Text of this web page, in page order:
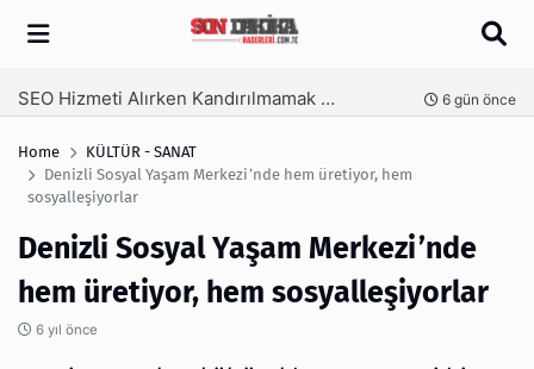
Arama
SEO Hizmeti Alırken Kandırılmamak İçin Bilinmesi Gerekenler 6 gün önce
Home
KÜLTÜR - SANAT
Denizli Sosyal Yaşam Merkezi’nde hem üretiyor, hem
sosyalleşiyorlar
Denizli Sosyal Yaşam Merkezi’nde
hem üretiyor, hem sosyalleşiyorlar
6 yıl önce